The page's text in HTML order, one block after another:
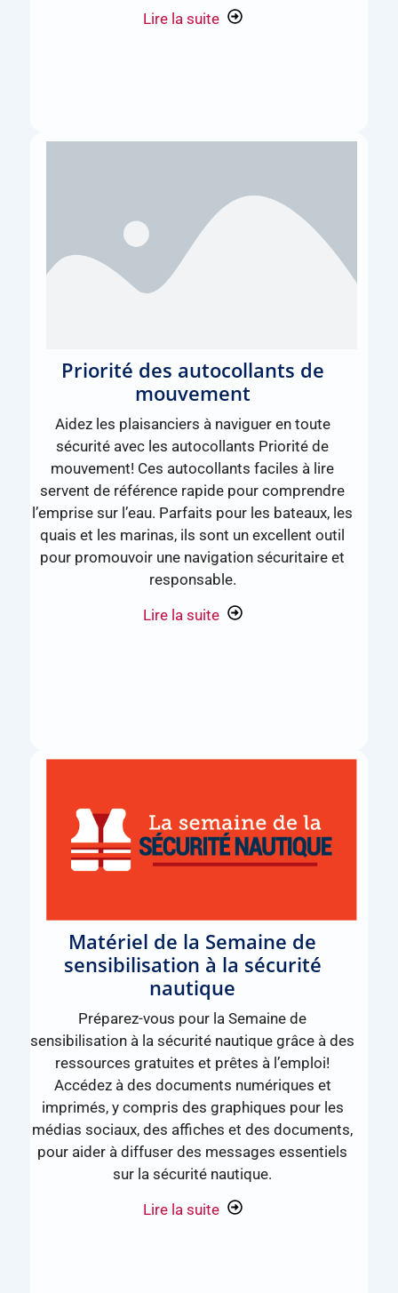
Lire la suite
Priorité des autocollants de
mouvement
Aidez les plaisanciers à naviguer en toute
sécurité avec les autocollants Priorité de
mouvement! Ces autocollants faciles à lire
servent de référence rapide pour comprendre
l’emprise sur l’eau. Parfaits pour les bateaux, les
quais et les marinas, ils sont un excellent outil
pour promouvoir une navigation sécuritaire et
responsable.
Lire la suite
Matériel de la Semaine de
sensibilisation à la sécurité
nautique
Préparez-vous pour la Semaine de
sensibilisation à la sécurité nautique grâce à des
ressources gratuites et prêtes à l’emploi!
Accédez à des documents numériques et
imprimés, y compris des graphiques pour les
médias sociaux, des affiches et des documents,
pour aider à diffuser des messages essentiels
sur la sécurité nautique.
Lire la suite